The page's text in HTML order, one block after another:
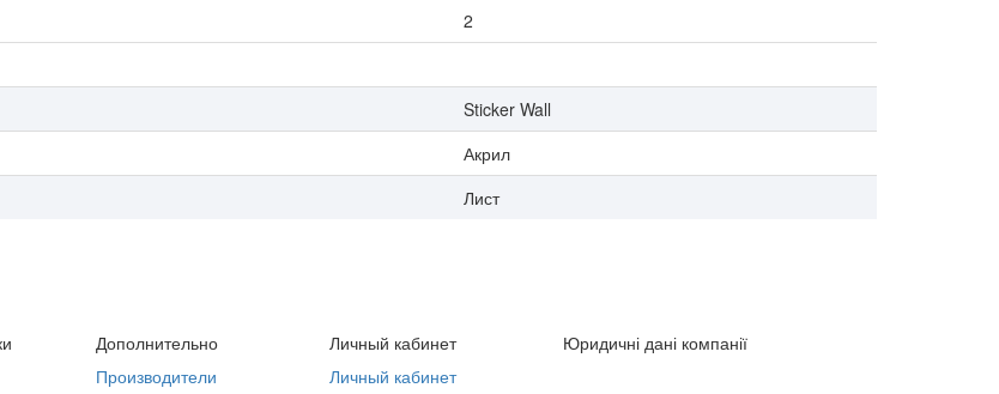
2
Sticker Wall
Акрил
Лист
Дополнительно
Производители
Личный кабинет
Личный кабинет
Юридичні дані компанії